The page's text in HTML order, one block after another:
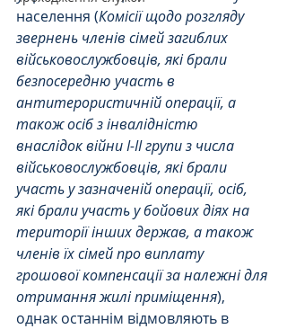
населення (Комісії щодо розгляду
звернень членів сімей загиблих
військовослужбовців, які брали
безпосередню участь в
антитерористичній операції, а
також осіб з інвалідністю
внаслідок війни І-ІІ групи з числа
військовослужбовців, які брали
участь у зазначеній операції, осіб,
які брали участь у бойових діях на
території інших держав, а також
членів їх сімей про виплату
грошової компенсації за належні для
отримання жилі приміщення),
однак останнім відмовляють в